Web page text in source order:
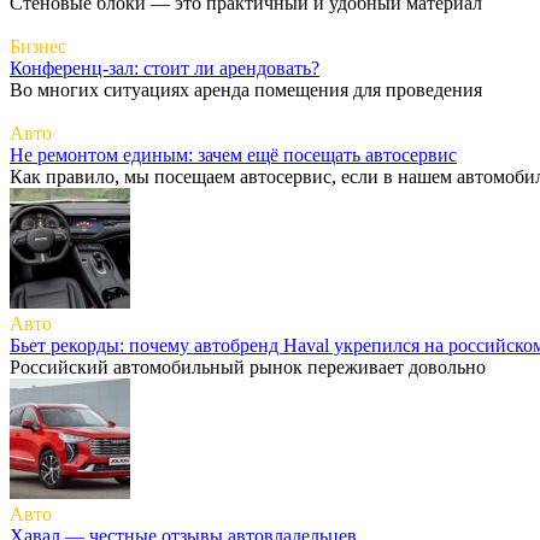
Бизнес
Конференц-зал: стоит ли арендовать?
Во многих ситуациях аренда помещения для проведения
Авто
Не ремонтом единым: зачем ещё посещать автосервис
Как правило, мы посещаем автосервис, если в нашем
Авто
Бьет рекорды: почему автобренд Haval укрепился на
Российский автомобильный рынок переживает довольно
Авто
Хавал — честные отзывы автовладельцев